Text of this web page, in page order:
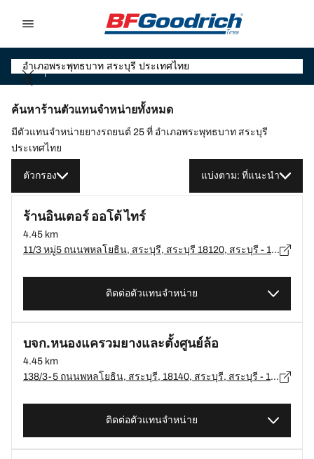
ค้นหาร้านตัวแทนจำหน่ายทั้งหมด
มีตัวแทนจำหน่ายยางรถยนต์ 25 ที่ อำเภอพระพุทธบาท สระบุรี
ประเทศไทย
ตัวกรอง แบ่งตาม: ที่แนะนำ
ร้านอินเตอร์ ออโต้ ไทร์
4.45 km
11/3 หมู่5 ถนนพหลโยธิน, สระบุรี, สระบุรี 18120, สระบุรี - 18120
ติดต่อตัวแทนจำหน่าย
บจก.หนองแครวมยางและตั้งศูนย์ล้อ
4.45 km
138/3-5 ถนนพหลโยธิน, สระบุรี, 18140, สระบุรี, สระบุรี - 18140
ติดต่อตัวแทนจำหน่าย